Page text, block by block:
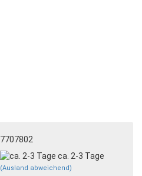
7707802
ca. 2-3 Tage
(Ausland abweichend)